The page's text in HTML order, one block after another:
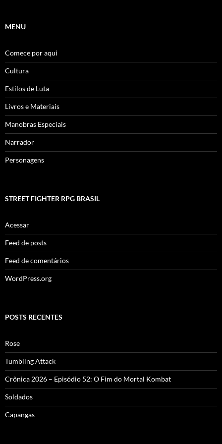
MENU
Comece por aqui
Cultura
Estilos de Luta
Livros e Materiais
Manobras Especiais
Narrador
Personagens
STREET FIGHTER RPG BRASIL
Acessar
Feed de posts
Feed de comentários
WordPress.org
POSTS RECENTES
Rose
Tumbling Attack
Crônica 2026 – Episódio 52: O Fim do Mortal Kombat
Soldados
Capangas